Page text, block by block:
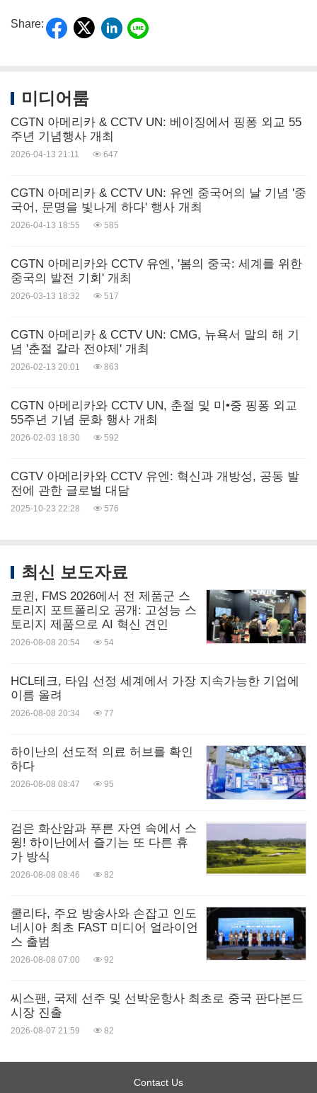
Share:
미디어룸
CGTN 아메리카 & CCTV UN: 베이징에서 핑퐁 외교 55
주년 기념행사 개최
2026-04-13 21:11 647
CGTN 아메리카 & CCTV UN: 유엔 중국어의 날 기념 '중
국어, 문명을 빛나게 하다' 행사 개최
2026-04-13 18:55 585
CGTN 아메리카와 CCTV 유엔, '봄의 중국: 세계를 위한
중국의 발전 기회' 개최
2026-03-13 18:32 517
CGTN 아메리카 & CCTV UN: CMG, 뉴욕서 말의 해 기
념 '춘절 갈라 전야제' 개최
2026-02-13 20:01 863
CGTN 아메리카와 CCTV UN, 춘절 및 미•중 핑퐁 외교
55주년 기념 문화 행사 개최
2026-02-03 18:30 592
CGTV 아메리카와 CCTV 유엔: 혁신과 개방성, 공동 발
전에 관한 글로벌 대담
2025-10-23 22:28 576
최신 보도자료
코윈, FMS 2026에서 전 제품군 스
토리지 포트폴리오 공개: 고성능 스
토리지 제품으로 AI 혁신 견인
2026-08-08 20:54 54
HCL테크, 타임 선정 세계에서 가장 지속가능한 기업에
이름 올려
2026-08-08 20:34 77
하이난의 선도적 의료 허브를 확인
하다
2026-08-08 08:47 95
검은 화산암과 푸른 자연 속에서 스
윙! 하이난에서 즐기는 또 다른 휴
가 방식
2026-08-08 08:46 82
쿨리타, 주요 방송사와 손잡고 인도
네시아 최초 FAST 미디어 얼라이언
스 출범
2026-08-08 07:00 92
씨스팬, 국제 선주 및 선박운항사 최초로 중국 판다본드
시장 진출
2026-08-07 21:59 82
Contact Us